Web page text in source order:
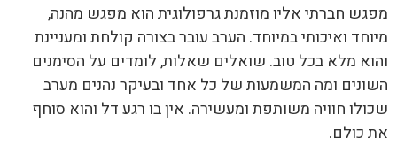
מפגש חברתי אליו מוזמנת גרפולוגית הוא מפגש מהנה,
מיוחד ואיכותי במיוחד. הערב עובר בצורה קולחת ומעניינת
והוא מלא בכל טוב. שואלים שאלות, לומדים על הסימנים
השונים ומה המשמעות של כל אחד ובעיקר נהנים מערב
שכולו חוויה משותפת ומעשירה. אין בו רגע דל והוא סוחף
את כולם.